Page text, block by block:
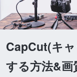
CapCut(キ
する方法&画